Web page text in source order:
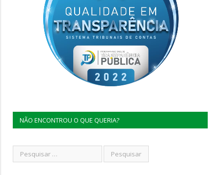
NÃO ENCONTROU O QUE QUERIA?